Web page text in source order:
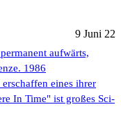
9 Juni 22
aufwärts,
1986
eines ihrer
In Time" ist großes Sci-